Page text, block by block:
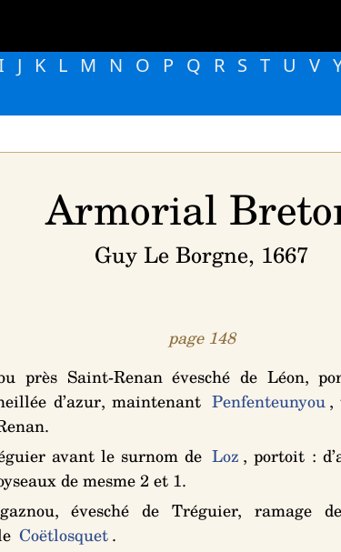
J K L M N O P Q R S T U V
Armorial
Guy Le Borgne, 1667
page 148
près Saint-Renan évesché de Léon,
d’azur, maintenant Penfenteunyou ,
avant le surnom de Loz , portoit :
de mesme 2 et 1.
évesché de Tréguier, ramage
Coëtlosquet.